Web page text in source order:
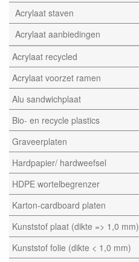
Acrylaat staven
Acrylaat aanbiedingen
Acrylaat recycled
Acrylaat voorzet ramen
Alu sandwichplaat
Bio- en recycle plastics
Graveerplaten
Hardpapier/ hardweefsel
HDPE wortelbegrenzer
Karton-cardboard platen
Kunststof plaat (dikte => 1,0 mm)
Kunststof folie (dikte < 1,0 mm)